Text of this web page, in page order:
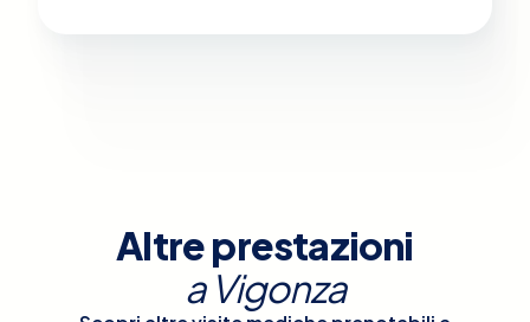
Altre prestazioni
a Vigonza